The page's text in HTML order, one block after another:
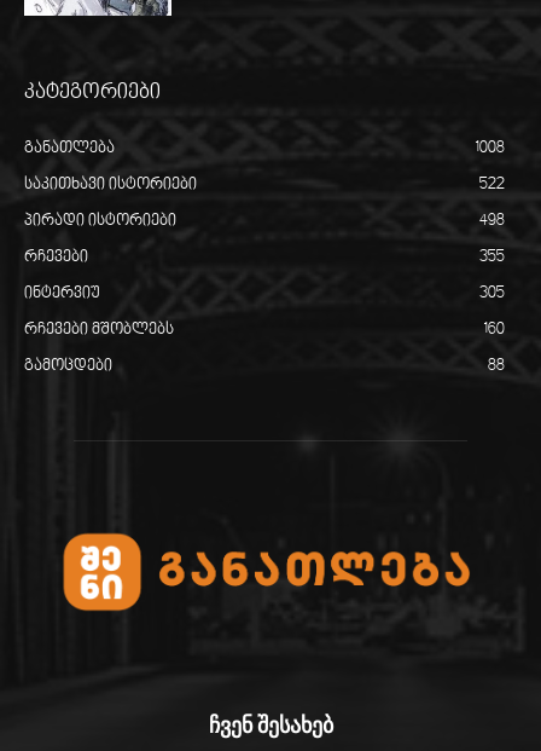
კატეგორიები
განათლება 1008
საკითხავი ისტორიები 522
პირადი ისტორიები 498
რჩევები 355
ინტერვიუ 305
რჩევები მშობლებს 160
გამოცდები 88
ჩვენ შესახებ